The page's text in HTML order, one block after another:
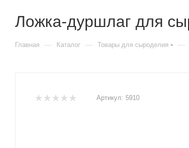
Ложка-дуршлаг для
Главная — Каталог — Товары для сыроделия —
Артикул: 5910